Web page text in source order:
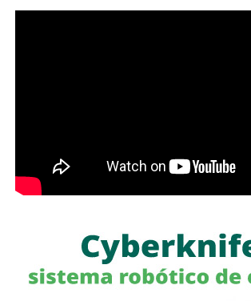
establecidas por la autoridad judicial.
durante periodos relacionados con
la transferencia de bienes a familiares o
confianza que actúan como titulares